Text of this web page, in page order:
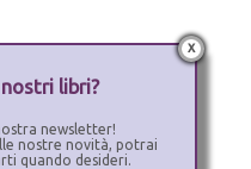
x
libri?
newsletter!
nostre novità, potrai
quando desideri.